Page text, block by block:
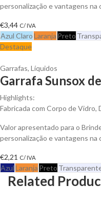
personalização e vantagens
€3,44 C/ IVA
Azul ClaroLaranja Preto
Destaque
Garrafas, Líquidos
Garrafa Sunsox
Highlights:
Fabricada com Corpo de Vidro,
Valor apresentado para o
personalização e vantagens
€2,21 C/ IVA
AzulLaranja Preto
Related